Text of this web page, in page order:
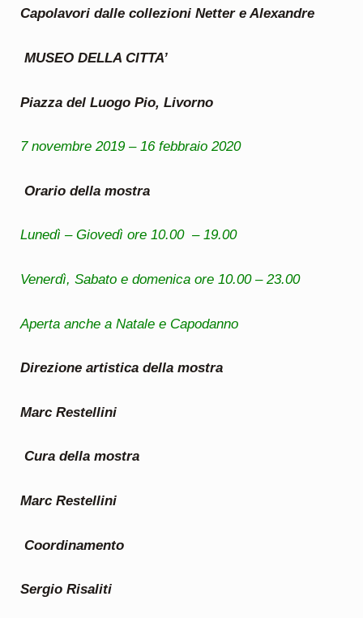
Capolavori dalle collezioni Netter e Alexandre
MUSEO DELLA CITTA’
Piazza del Luogo Pio, Livorno
7 novembre 2019 – 16 febbraio 2020
Orario della mostra
Lunedì – Giovedì ore 10.00 – 19.00
Venerdì, Sabato e domenica ore 10.00 – 23.00
Aperta anche a Natale e Capodanno
Direzione artistica della mostra
Marc Restellini
Cura della mostra
Marc Restellini
Coordinamento
Sergio Risaliti